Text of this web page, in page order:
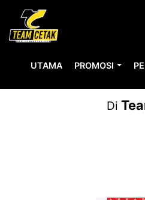
UTAMA PROMOSI
Di